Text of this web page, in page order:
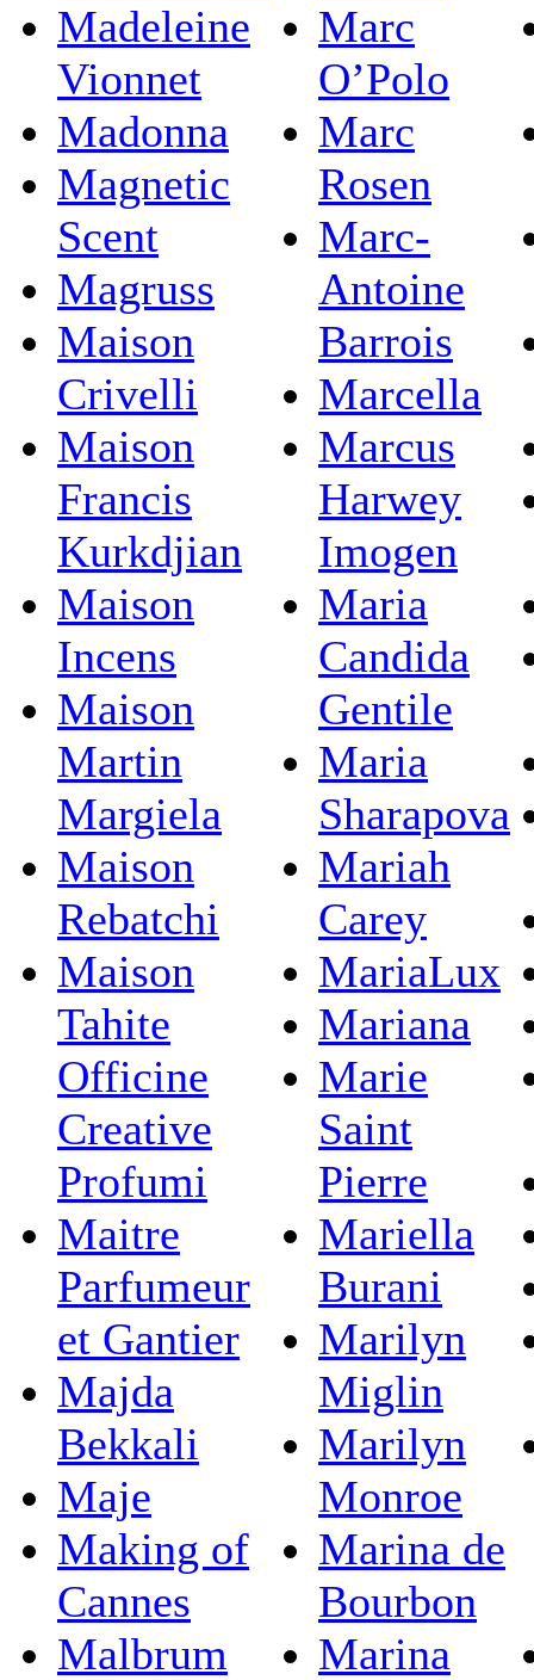
Madeleine
Vionnet
Madonna
Magnetic
Scent
Magruss
Maison
Crivelli
Maison
Francis
Kurkdjian
Maison
Incens
Maison
Martin
Margiela
Maison
Rebatchi
Maison
Tahite
Officine
Creative
Profumi
Maitre
Parfumeur
et Gantier
Majda
Bekkali
Maje
Making of
Cannes
Malbrum
Marc
O’Polo
Marc
Rosen
Marc-
Antoine
Barrois
Marcella
Marcus
Harwey
Imogen
Maria
Candida
Gentile
Maria
Sharapova
Mariah
Carey
MariaLux
Mariana
Marie
Saint
Pierre
Mariella
Burani
Marilyn
Miglin
Marilyn
Monroe
Marina de
Bourbon
Marina